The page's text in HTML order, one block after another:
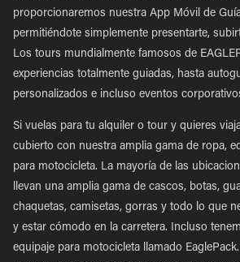
proporcionaremos nuestra App Móvil de
permitiéndote simplemente presentarte,
Los tours mundialmente famosos de
experiencias totalmente guiadas, hasta
personalizados e incluso eventos
Si vuelas para tu alquiler o tour y quieres
cubierto con nuestra amplia gama de ropa,
para motocicleta. La mayoría de las
llevan una amplia gama de cascos, botas,
chaquetas, camisetas, gorras y todo lo que
y estar cómodo en la carretera. Incluso
equipaje para motocicleta llamado